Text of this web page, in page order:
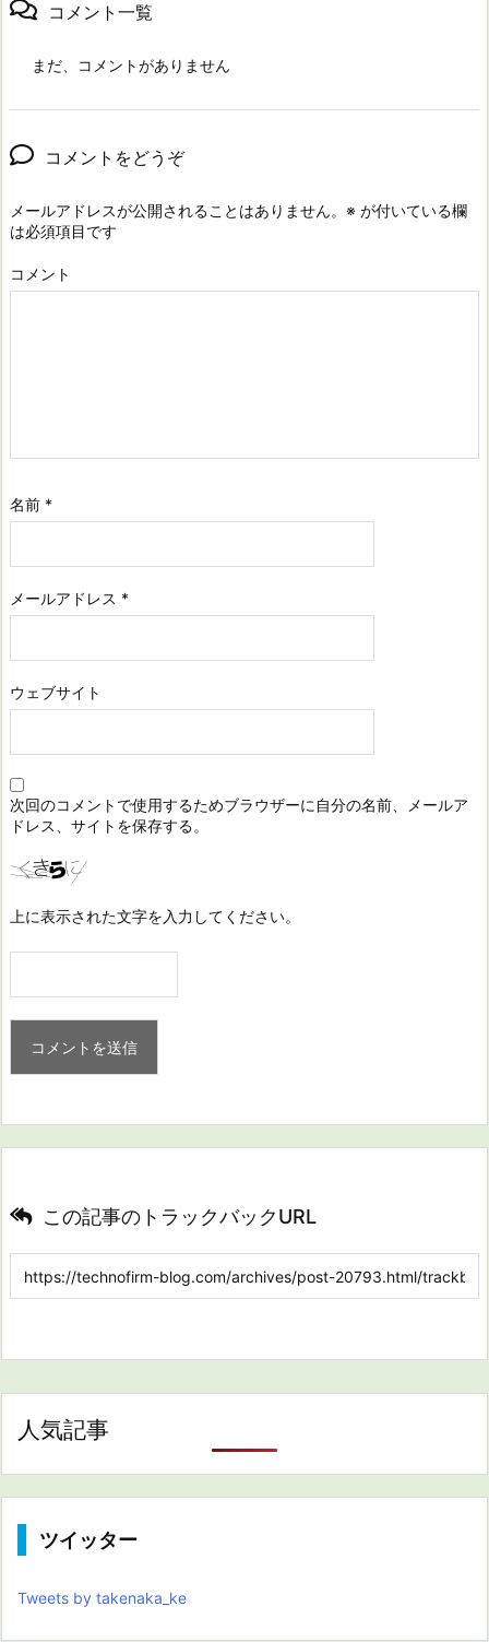
コメント一覧
まだ、コメントがありません
コメントをどうぞ
メールアドレスが公開されることはありません。 ※ が付いている欄
は必須項目です
コメント
名前 *
メールアドレス *
ウェブサイト
次回のコメントで使用するためブラウザーに自分の名前、メールア
ドレス、サイトを保存する。
上に表示された文字を入力してください。
この記事のトラックバックURL
人気記事
ツイッター
Tweets by takenaka_ke